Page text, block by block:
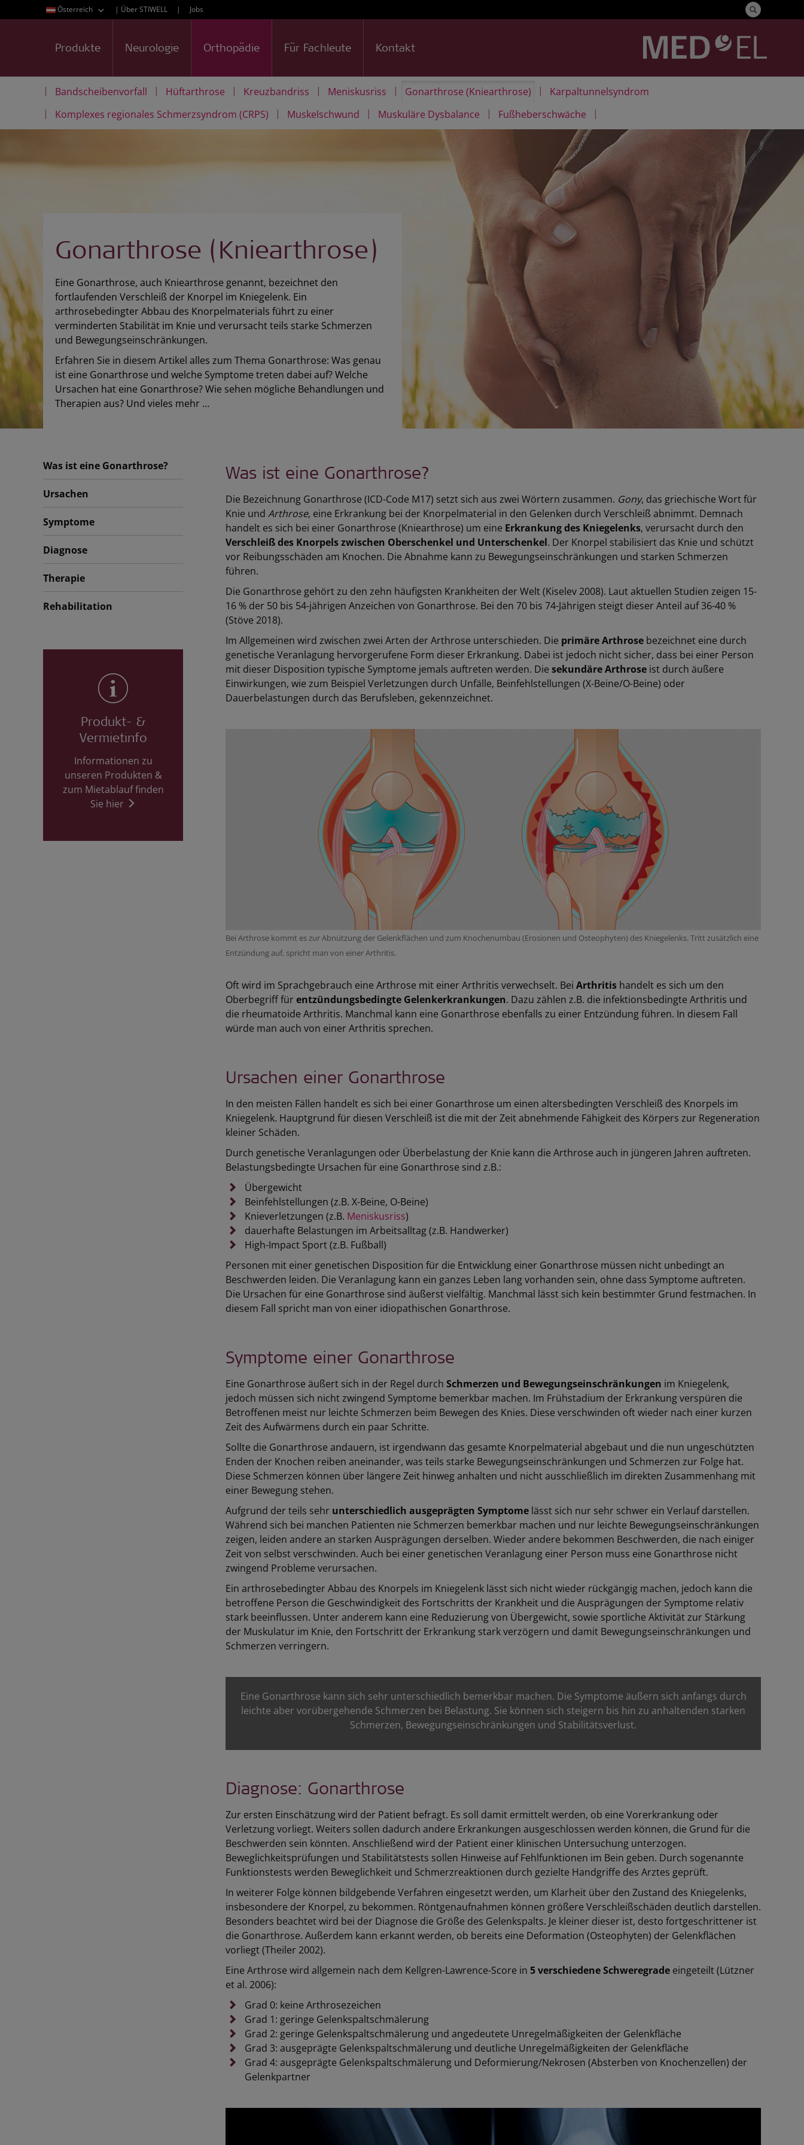
Österreich | Über STIWELL | Jobs
Produkte Neurologie Orthopädie Für Fachleute Kontakt
| Bandscheibenvorfall | Hüftarthrose | Kreuzbandriss | Meniskusriss | Gonarthrose (Kniearthrose) |
Karpaltunnelsyndrom
|
Komplexes regionales Schmerzsyndrom (CRPS) | Muskelschwund | Muskuläre Dysbalance | Fußheberschwäche |
Gonarthrose (Kniearthrose)
Eine Gonarthrose, auch Kniearthrose genannt, bezeichnet den
fortlaufenden Verschleiß der Knorpel im Kniegelenk. Ein
arthrosebedingter Abbau des Knorpelmaterials führt zu einer
verminderten Stabilität im Knie und verursacht teils starke Schmerzen
und Bewegungseinschränkungen.
Erfahren Sie in diesem Artikel alles zum Thema Gonarthrose: Was genau
ist eine Gonarthrose und welche Symptome treten dabei auf? Welche
Ursachen hat eine Gonarthrose? Wie sehen mögliche Behandlungen und
Therapien aus? Und vieles mehr …
Was ist eine Gonarthrose?
Ursachen
Symptome
Diagnose
Therapie
Rehabilitation
Produkt- &
Vermietinfo
Informationen zu
unseren Produkten &
zum Mietablauf finden
Sie hier
Was ist eine Gonarthrose?
Die Bezeichnung Gonarthrose (ICD-Code M17) setzt sich aus zwei Wörtern zusammen. Gony, das griechische Wort für
Knie und Arthrose, eine Erkrankung bei der Knorpelmaterial in den Gelenken durch Verschleiß abnimmt. Demnach
handelt es sich bei einer Gonarthrose (Kniearthrose) um eine Erkrankung des Kniegelenks, verursacht durch den
Verschleiß des Knorpels zwischen Oberschenkel und Unterschenkel. Der Knorpel stabilisiert das Knie und schützt
vor Reibungsschäden am Knochen. Die Abnahme kann zu Bewegungseinschränkungen und starken Schmerzen
führen.
Die Gonarthrose gehört zu den zehn häufigsten Krankheiten der Welt (Kiselev 2008). Laut aktuellen Studien zeigen 15-
16 % der 50 bis 54-jährigen Anzeichen von Gonarthrose. Bei den 70 bis 74-Jährigen steigt dieser Anteil auf 36-40 %
(Stöve 2018).
Im Allgemeinen wird zwischen zwei Arten der Arthrose unterschieden. Die primäre Arthrose bezeichnet eine durch
genetische Veranlagung hervorgerufene Form dieser Erkrankung. Dabei ist jedoch nicht sicher, dass bei einer Person
mit dieser Disposition typische Symptome jemals auftreten werden. Die sekundäre Arthrose ist durch äußere
Einwirkungen, wie zum Beispiel Verletzungen durch Unfälle, Beinfehlstellungen (X-Beine/O-Beine) oder
Dauerbelastungen durch das Berufsleben, gekennzeichnet.
Bei Arthrose kommt es zur Abnützung der Gelenkflächen und zum Knochenumbau (Erosionen und Osteophyten) des Kniegelenks. Tritt zusätzlich eine
Entzündung auf, spricht man von einer Arthritis.
Oft wird im Sprachgebrauch eine Arthrose mit einer Arthritis verwechselt. Bei Arthritis handelt es sich um den
Oberbegriff fürentzündungsbedingte Gelenkerkrankungen. Dazu zählen z.B. die infektionsbedingte Arthritis und
die rheumatoide Arthritis. Manchmal kann eine Gonarthrose ebenfalls zu einer Entzündung führen. In diesem Fall
würde man auch von einer Arthritis sprechen.
Ursachen einer Gonarthrose
In den meisten Fällen handelt es sich bei einer Gonarthrose um einen altersbedingten Verschleiß des Knorpels im
Kniegelenk. Hauptgrund für diesen Verschleiß ist die mit der Zeit abnehmende Fähigkeit des Körpers zur Regeneration
kleiner Schäden.
Durch genetische Veranlagungen oder Überbelastung der Knie kann die Arthrose auch in jüngeren Jahren auftreten.
Belastungsbedingte Ursachen für eine Gonarthrose sind z.B.:
Übergewicht
Beinfehlstellungen (z.B. X-Beine, O-Beine)
Knieverletzungen (z.B. Meniskusriss)
dauerhafte Belastungen im Arbeitsalltag (z.B. Handwerker)
High-Impact Sport (z.B. Fußball)
Personen mit einer genetischen Disposition für die Entwicklung einer Gonarthrose müssen nicht unbedingt an
Beschwerden leiden. Die Veranlagung kann ein ganzes Leben lang vorhanden sein, ohne dass Symptome auftreten.
Die Ursachen für eine Gonarthrose sind äußerst vielfältig. Manchmal lässt sich kein bestimmter Grund festmachen. In
diesem Fall spricht man von einer idiopathischen Gonarthrose.
Symptome einer Gonarthrose
Eine Gonarthrose äußert sich in der Regel durch Schmerzen und Bewegungseinschränkungen im Kniegelenk,
jedoch müssen sich nicht zwingend Symptome bemerkbar machen. Im Frühstadium der Erkrankung verspüren die
Betroffenen meist nur leichte Schmerzen beim Bewegen des Knies. Diese verschwinden oft wieder nach einer kurzen
Zeit des Aufwärmens durch ein paar Schritte.
Sollte die Gonarthrose andauern, ist irgendwann das gesamte Knorpelmaterial abgebaut und die nun ungeschützten
Enden der Knochen reiben aneinander, was teils starke Bewegungseinschränkungen und Schmerzen zur Folge hat.
Diese Schmerzen können über längere Zeit hinweg anhalten und nicht ausschließlich im direkten Zusammenhang mit
einer Bewegung stehen.
Aufgrund der teils sehr unterschiedlich ausgeprägten Symptome lässt sich nur sehr schwer ein Verlauf darstellen.
Während sich bei manchen Patienten nie Schmerzen bemerkbar machen und nur leichte Bewegungseinschränkungen
zeigen, leiden andere an starken Ausprägungen derselben. Wieder andere bekommen Beschwerden, die nach einiger
Zeit von selbst verschwinden. Auch bei einer genetischen Veranlagung einer Person muss eine Gonarthrose nicht
zwingend Probleme verursachen.
Ein arthrosebedingter Abbau des Knorpels im Kniegelenk lässt sich nicht wieder rückgängig machen, jedoch kann die
betroffene Person die Geschwindigkeit des Fortschritts der Krankheit und die Ausprägungen der Symptome relativ
stark beeinflussen. Unter anderem kann eine Reduzierung von Übergewicht, sowie sportliche Aktivität zur Stärkung
der Muskulatur im Knie, den Fortschritt der Erkrankung stark verzögern und damit Bewegungseinschränkungen und
Schmerzen verringern.
Eine Gonarthrose kann sich sehr unterschiedlich bemerkbar machen. Die Symptome äußern sich anfangs durch
leichte aber vorübergehende Schmerzen bei Belastung. Sie können sich steigern bis hin zu anhaltenden starken
Schmerzen, Bewegungseinschränkungen und Stabilitätsverlust.
Diagnose: Gonarthrose
Zur ersten Einschätzung wird der Patient befragt. Es soll damit ermittelt werden, ob eine Vorerkrankung oder
Verletzung vorliegt. Weiters sollen dadurch andere Erkrankungen ausgeschlossen werden können, die Grund für die
Beschwerden sein könnten. Anschließend wird der Patient einer klinischen Untersuchung unterzogen.
Beweglichkeitsprüfungen und Stabilitätstests sollen Hinweise auf Fehlfunktionen im Bein geben. Durch sogenannte
Funktionstests werden Beweglichkeit und Schmerzreaktionen durch gezielte Handgriffe des Arztes geprüft.
In weiterer Folge können bildgebende Verfahren eingesetzt werden, um Klarheit über den Zustand des Kniegelenks,
insbesondere der Knorpel, zu bekommen. Röntgenaufnahmen können größere Verschleißschäden deutlich darstellen.
Besonders beachtet wird bei der Diagnose die Größe des Gelenkspalts. Je kleiner dieser ist, desto fortgeschrittener ist
die Gonarthrose. Außerdem kann erkannt werden, ob bereits eine Deformation (Osteophyten) der Gelenkflächen
vorliegt (Theiler 2002).
Eine Arthrose wird allgemein nach dem Kellgren-Lawrence-Score in 5 verschiedeneSchweregrade eingeteilt (Lützner
et al. 2006):
Grad 0: keine Arthrosezeichen
Grad 1: geringe Gelenkspaltschmälerung
Grad 2: geringe Gelenkspaltschmälerung und angedeutete Unregelmäßigkeiten der Gelenkfläche
Grad 3: ausgeprägte Gelenkspaltschmälerung und deutliche Unregelmäßigkeiten der Gelenkfläche
Grad 4: ausgeprägte Gelenkspaltschmälerung und Deformierung/Nekrosen (Absterben von Knochenzellen) der
Gelenkpartner